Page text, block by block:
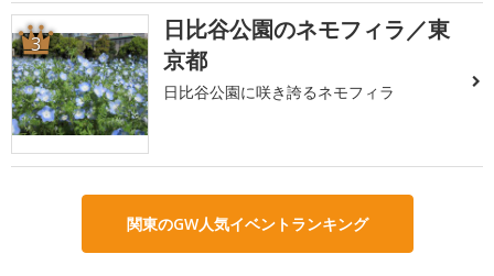
3
日比谷公園のネモフィラ／東
京都
日比谷公園に咲き誇るネモフィラ
関東のGW人気イベントランキング